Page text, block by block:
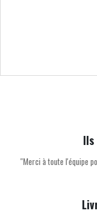
Ils
''Merci à toute l'équipe